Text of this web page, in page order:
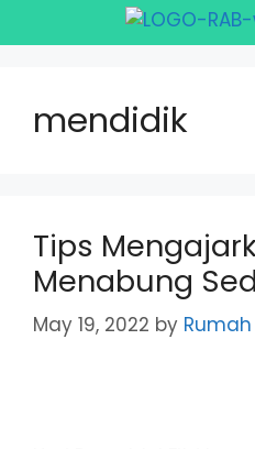
mendidik
Tips
Menabung
May 19, 2022 by